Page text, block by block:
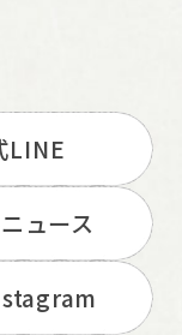
LINE
ュース